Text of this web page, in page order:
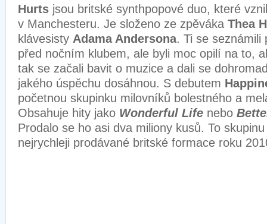
Hurts jsou britské synthpopové duo, které
v Manchesteru. Je složeno ze zpěváka Thea
klávesisty Adama Andersona. Ti se seznámili
před nočním klubem, ale byli moc opilí na to,
tak se začali bavit o muzice a dali se
jakého úspěchu dosáhnou. S debutem
početnou skupinku milovníků bolestného a
Obsahuje hity jako Wonderful Life nebo
Prodalo se ho asi dva miliony kusů. To
nejrychleji prodávané britské formace roku